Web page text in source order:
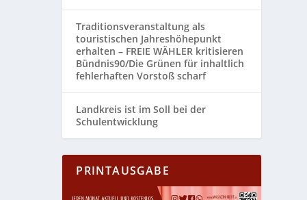
Traditionsveranstaltung als
touristischen Jahreshöhepunkt
erhalten – FREIE WÄHLER kritisieren
Bündnis90/Die Grünen für inhaltlich
fehlerhaften Vorstoß scharf
Landkreis ist im Soll bei der
Schulentwicklung
PRINTAUSGABE